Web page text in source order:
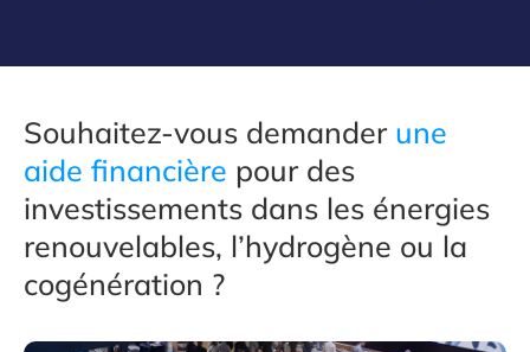
Souhaitez-vous demander une
aide financière pour des
investissements dans les énergies
renouvelables, l’hydrogène ou la
cogénération ?